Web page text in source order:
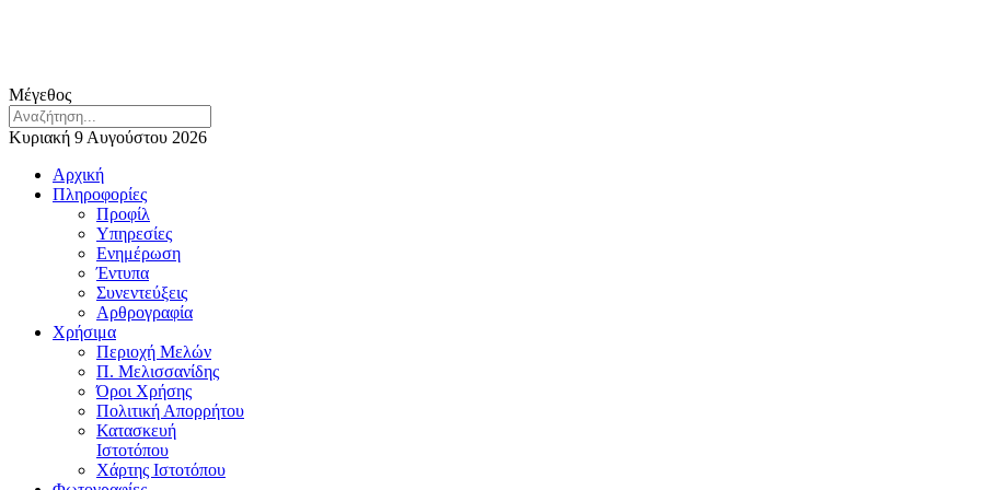
Μέγεθος
Κυριακή 9 Αυγούστου 2026
Αρχική
Πληροφορίες
Προφίλ
Υπηρεσίες
Ενημέρωση
Έντυπα
Συνεντεύξεις
Αρθρογραφία
Χρήσιμα
Περιοχή Μελών
Π. Μελισσανίδης
Όροι Χρήσης
Πολιτική Απορρήτου
Κατασκευή
Ιστοτόπου
Χάρτης Ιστοτόπου